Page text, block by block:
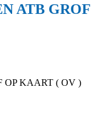
ATB GROF
OP KAART ( OV )